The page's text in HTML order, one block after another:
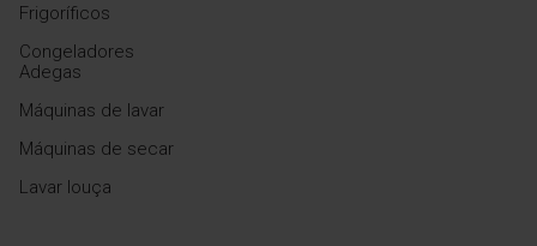
Frigoríficos
Congeladores
Adegas
Máquinas de lavar
Máquinas de secar
Lavar louça